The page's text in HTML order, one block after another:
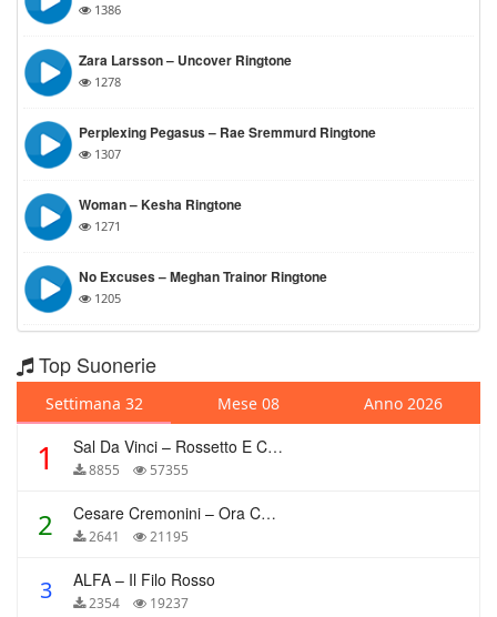
1386
Zara Larsson – Uncover Ringtone
1278
Perplexing Pegasus – Rae Sremmurd Ringtone
1307
Woman – Kesha Ringtone
1271
No Excuses – Meghan Trainor Ringtone
1205
Top Suonerie
Settimana 32 Mese 08 Anno 2026
1 Sal Da Vinci – Rossetto E Caffè
8855 57355
2 Cesare Cremonini – Ora Che Non Ho Più Te
2641 21195
3 ALFA – Il Filo Rosso
2354 19237